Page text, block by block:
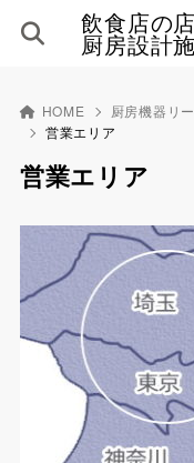
飲食店の
厨房設計
HOME 厨房機器リ
営業エリア
営業エリア